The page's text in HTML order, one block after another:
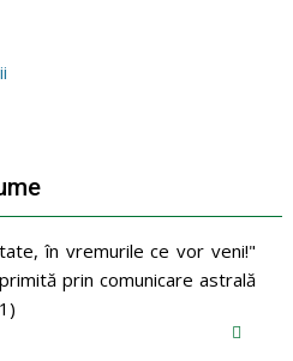
în vremurile ce vor veni!"
prin comunicare astrală